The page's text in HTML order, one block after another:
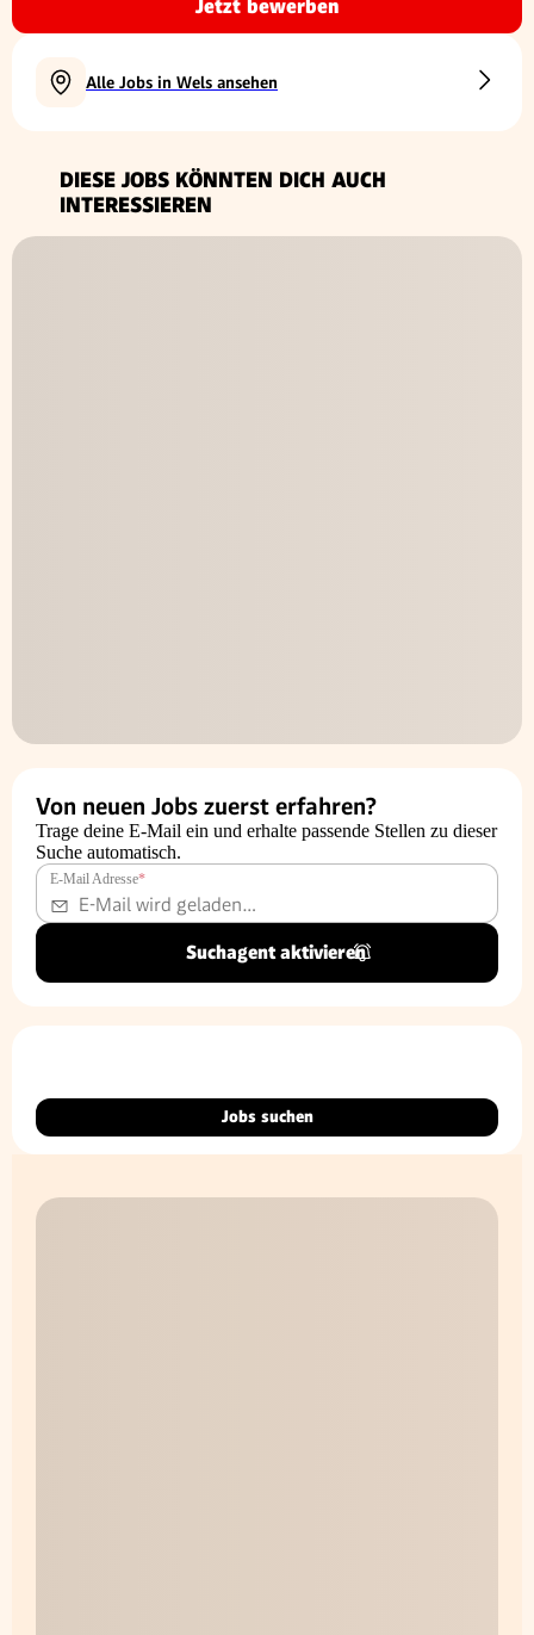
Jetzt bewerben
Alle Jobs in Wels ansehen
DIESE JOBS KÖNNTEN DICH AUCH
INTERESSIEREN
Von neuen Jobs zuerst erfahren?
Trage deine E-Mail ein und erhalte passende Stellen zu dieser
Suche automatisch.
E-Mail Adresse*
Suchagent aktivieren
Jobs suchen